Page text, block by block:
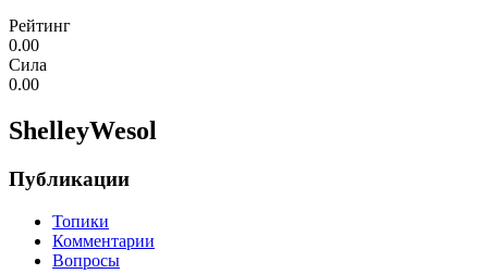
Рейтинг
0.00
Сила
0.00
ShelleyWesol
Публикации
Топики
Комментарии
Вопросы